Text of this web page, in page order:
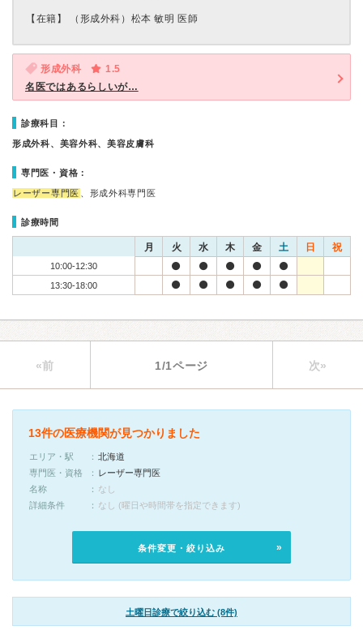
【在籍】 （形成外科）松本 敏明 医師
形成外科
1.5
名医ではあるらしいが…
診療科目：
形成外科、美容外科、美容皮膚科
専門医・資格：
レーザー専門医 、形成外科専門医
診療時間
月 火 水 木 金 土 日 祝
10:00-12:30
13:30-18:00
«前 1/1ページ 次»
13件の医療機関が見つかりました
エリア・駅
北海道
専門医・資格
レーザー専門医
名称
なし
詳細条件
なし (曜日や時間帯を指定できます)
条件変更・絞り込み
土曜日診療で絞り込む (8件)